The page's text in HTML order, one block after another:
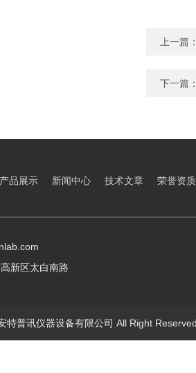
上一篇
下一篇
产品展示 新闻中心 技术文章 荣誉资质
新区太白南路
特普讯仪器设备有限公司 All Right